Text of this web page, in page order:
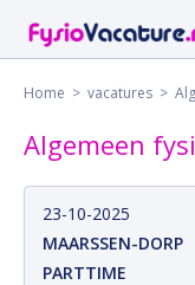
Home > vacatures >
Algemeen
23-10-2025
MAARSSEN-DORP
PARTTIME